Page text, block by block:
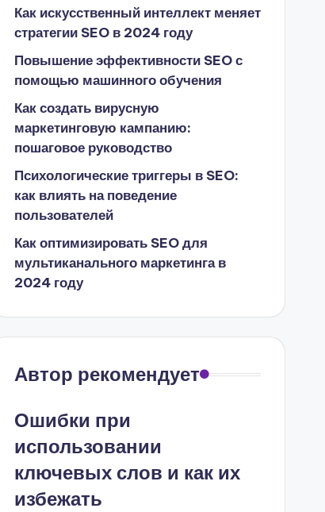
Как искусственный интеллект меняет
стратегии SEO в 2024 году
Повышение эффективности SEO с
помощью машинного обучения
Как создать вирусную
маркетинговую кампанию:
пошаговое руководство
Психологические триггеры в SEO:
как влиять на поведение
пользователей
Как оптимизировать SEO для
мультиканального маркетинга в
2024 году
Автор рекомендует
Ошибки при
использовании
ключевых слов и как их
избежать